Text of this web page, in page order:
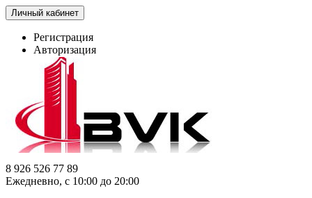
Личный кабинет
Регистрация
Авторизация
8 926 526 77 89
Ежедневно, с 10:00 до 20:00